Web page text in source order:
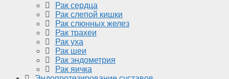
Рак сердца
Рак слепой кишки
Рак слюнных желез
Рак трахеи
Рак уха
Рак шеи
Рак эндометрия
Рак яичка